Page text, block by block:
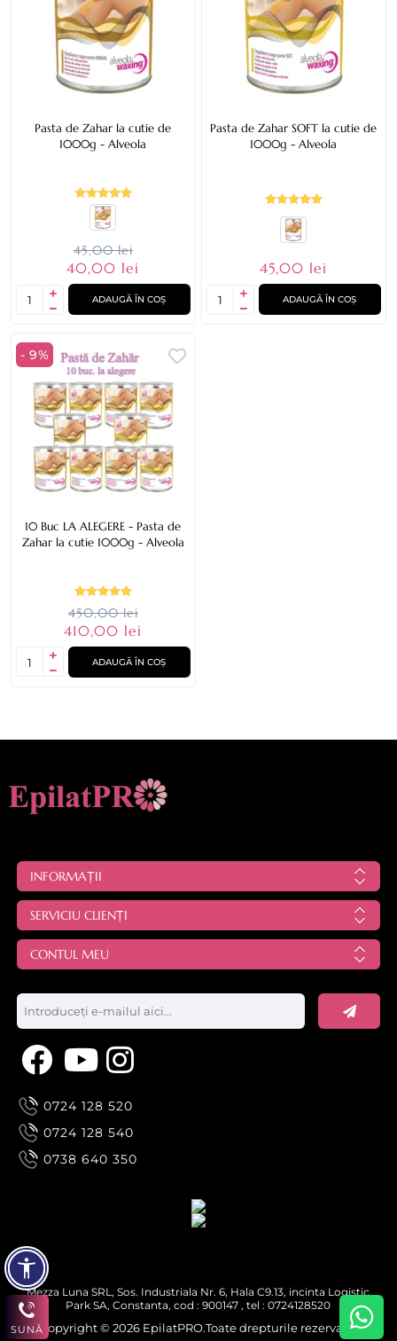
Pasta de Zahar la cutie de
1000g - Alveola
45,00 lei
40,00 lei
ADAUGĂ ÎN COȘ
Pasta de Zahar SOFT la cutie de
1000g - Alveola
45,00 lei
ADAUGĂ ÎN COȘ
- 9%
10 Buc LA ALEGERE - Pasta de
Zahar la cutie 1000g - Alveola
450,00 lei
410,00 lei
ADAUGĂ ÎN COȘ
INFORMAȚII
SERVICIU CLIENȚI
CONTUL MEU
0724 128 520
0724 128 540
0738 640 350
Mezza Luna SRL, Sos. Industriala Nr. 6, Hala C9.13, incinta Logistic
Park SA, Constanta, cod : 900147 , tel : 0724128520
Copyright © 2026 EpilatPRO.Toate drepturile rezervate.
SUNĂ